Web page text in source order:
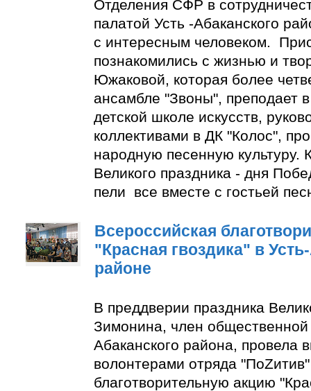
Отделения СФР в
палатой Усть -Абаканского
с интересным человеком.
познакомились с жизнью и
Южаковой, которая более
ансамбле "Звоны", преподает
детской школе искусств,
коллективами в ДК "Колос",
народную песенную культуру.
Великого праздника - дня
пели все вместе с гостьей
Всероссийская
"Красная гвоздика" в
районе
В преддверии праздника
Зимонина, член общественной
Абаканского района, провела
волонтерами отряда
благотворительную акцию